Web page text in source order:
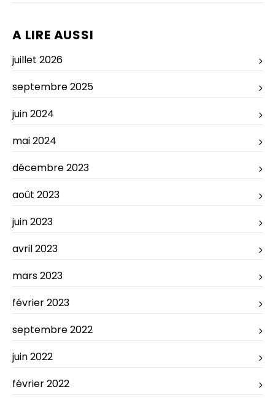
A LIRE AUSSI
juillet 2026
septembre 2025
juin 2024
mai 2024
décembre 2023
août 2023
juin 2023
avril 2023
mars 2023
février 2023
septembre 2022
juin 2022
février 2022